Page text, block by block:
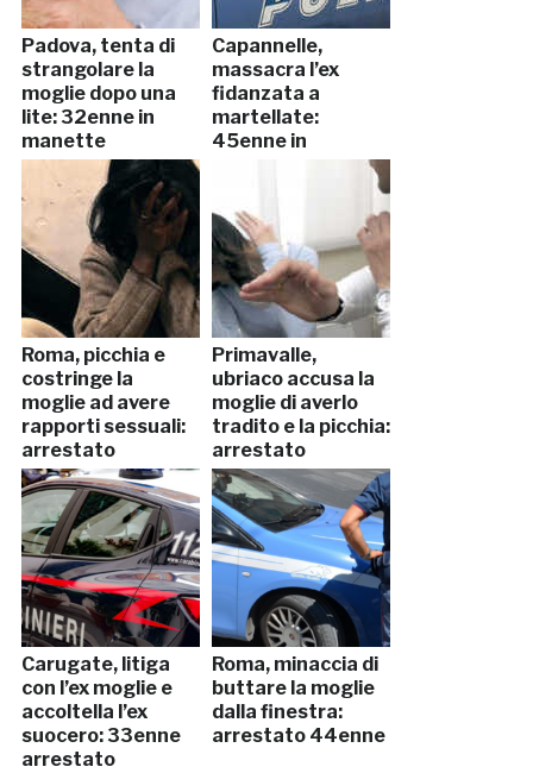
Padova, tenta di
strangolare la
moglie dopo una
lite: 32enne in
manette
Capannelle,
massacra l’ex
fidanzata a
martellate:
45enne in
Roma, picchia e
costringe la
moglie ad avere
rapporti sessuali:
arrestato
Primavalle,
ubriaco accusa la
moglie di averlo
tradito e la picchia:
arrestato
Carugate, litiga
con l’ex moglie e
accoltella l’ex
suocero: 33enne
arrestato
Roma, minaccia di
buttare la moglie
dalla finestra:
arrestato 44enne